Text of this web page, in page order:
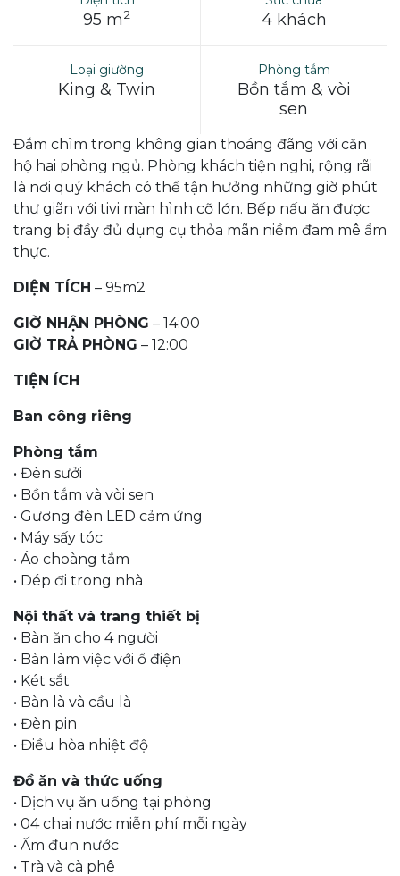
95 m2 4 khách
Loại giường
King & Twin
Phòng tắm
Bồn tắm & vòi
sen
Đắm chìm trong không gian thoáng đãng với căn
hộ hai phòng ngủ. Phòng khách tiện nghi, rộng rãi
là nơi quý khách có thể tận hưởng những giờ phút
thư giãn với tivi màn hình cỡ lớn. Bếp nấu ăn được
trang bị đầy đủ dụng cụ thỏa mãn niềm đam mê ẩm
thực.
DIỆN TÍCH – 95m2
GIỜ NHẬN PHÒNG – 14:00
GIỜ TRẢ PHÒNG – 12:00
TIỆN ÍCH
Ban công riêng
Phòng tắm
• Đèn sưởi
• Bồn tắm và vòi sen
• Gương đèn LED cảm ứng
• Máy sấy tóc
• Áo choàng tắm
• Dép đi trong nhà
Nội thất và trang thiết bị
• Bàn ăn cho 4 người
• Bàn làm việc với ổ điện
• Két sắt
• Bàn là và cầu là
• Đèn pin
• Điều hòa nhiệt độ
Đồ ăn và thức uống
• Dịch vụ ăn uống tại phòng
• 04 chai nước miễn phí mỗi ngày
• Ấm đun nước
• Trà và cà phê